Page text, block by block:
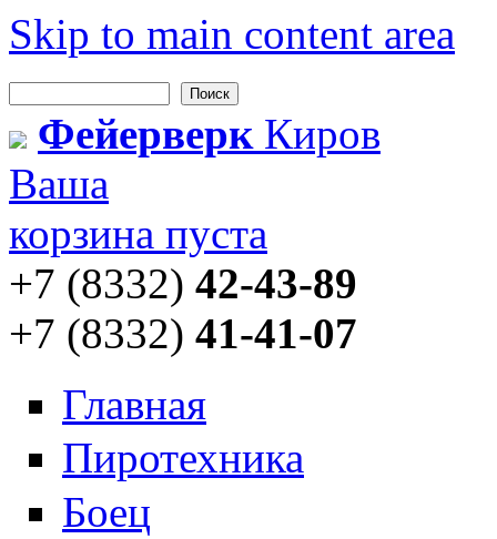
Skip to main content area
Форма поиска
ФейерверкКиров
Ваша
корзина пуста
+7 (8332) 42-43-89
+7 (8332) 41-41-07
Главная
Пиротехника
Боец